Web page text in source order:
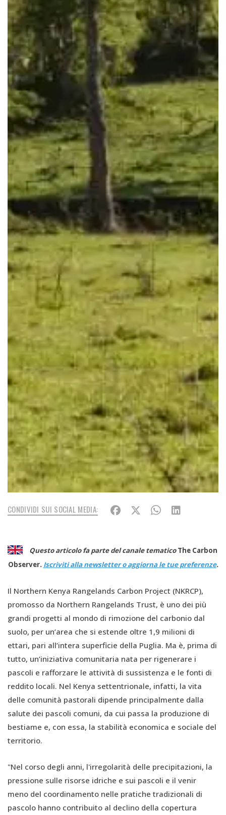
CONDIVIDI SUI SOCIAL MEDIA:
Questo articolo fa parte del canale tematicoThe Carbon
Observer. Iscriviti alla newsletter o aggiorna le tue preferenze.
Il Northern Kenya Rangelands Carbon Project (NKRCP),
promosso da Northern Rangelands Trust, è uno dei più
grandi progetti al mondo di rimozione del carbonio dal
suolo, per un’area che si estende oltre 1,9 milioni di
ettari, pari all’intera superficie della Puglia. Ma è, prima di
tutto, un’iniziativa comunitaria nata per rigenerare i
pascoli e rafforzare le attività di sussistenza e le fonti di
reddito locali. Nel Kenya settentrionale, infatti, la vita
delle comunità pastorali dipende principalmente dalla
salute dei pascoli comuni, da cui passa la produzione di
bestiame e, con essa, la stabilità economica e sociale del
territorio.
"Nel corso degli anni, l'irregolarità delle precipitazioni, la
pressione sulle risorse idriche e sui pascoli e il venir
meno del coordinamento nelle pratiche tradizionali di
pascolo hanno contribuito al declino della copertura